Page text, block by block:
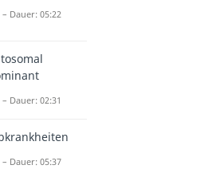
Dauer: 05:22
Dauer: 02:31
Dauer: 05:37